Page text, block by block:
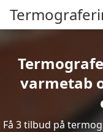
varmetab
Få 3 tilbud på